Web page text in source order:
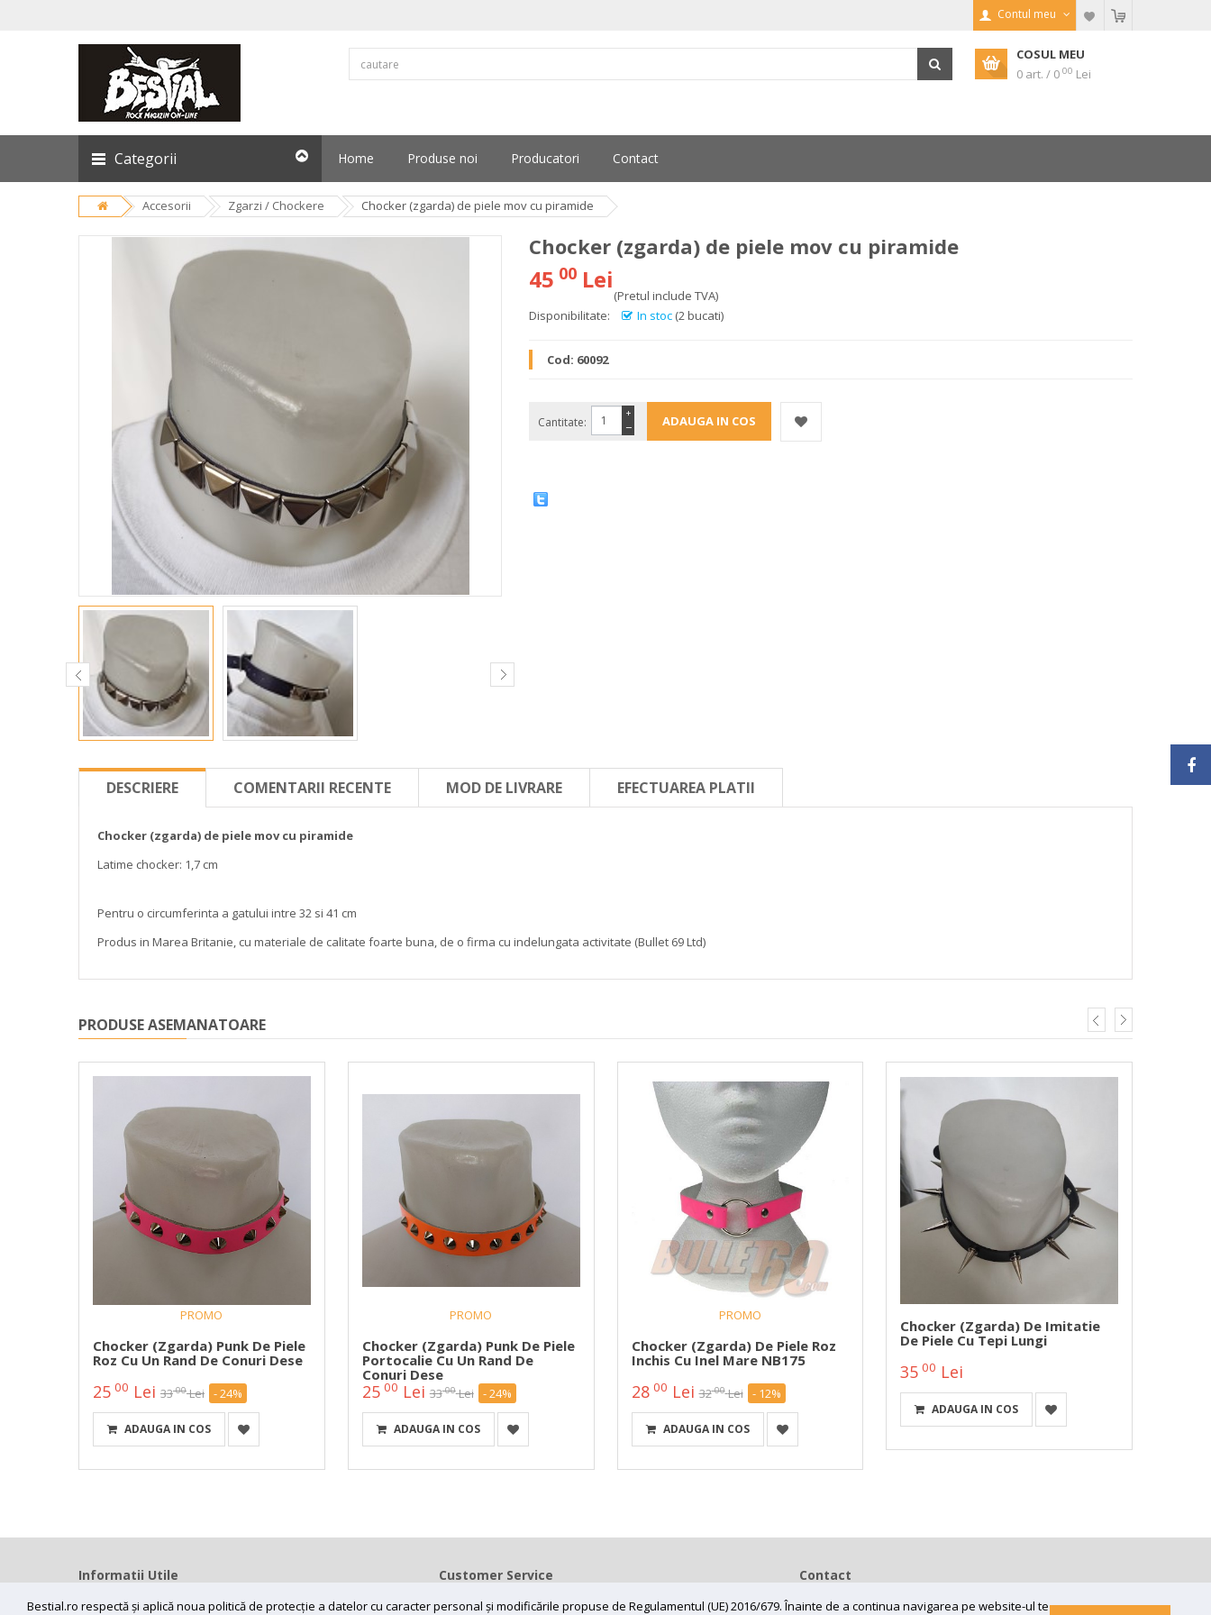
Contul meu
COSUL MEU
0 art. / 0 00 Lei
Categorii Home Produse noi Producatori Contact
Accesorii Zgarzi / Chockere Chocker (zgarda) de piele mov cu piramide
Chocker (zgarda) de piele mov cu piramide
45 00 Lei
(Pretul include TVA)
Disponibilitate:
In stoc (2 bucati)
Cod: 60092
Cantitate: −
+
DESCRIERE COMENTARII RECENTE MOD DE LIVRARE EFECTUAREA PLATII
Chocker (zgarda) de piele mov cu piramide
Latime chocker: 1,7 cm
Pentru o circumferinta a gatului intre 32 si 41 cm
Produs in Marea Britanie, cu materiale de calitate foarte buna, de o firma cu indelungata activitate (Bullet 69 Ltd)
PRODUSE ASEMANATOARE
PROMO
Chocker (zgarda) Punk De Piele
Roz Cu Un Rand De Conuri Dese
25 00 Lei 3300 Lei - 24%
ADAUGA IN COS
PROMO
Chocker (zgarda) Punk De Piele
Portocalie Cu Un Rand De
Conuri Dese
25 00 Lei 3300 Lei - 24%
ADAUGA IN COS
PROMO
Chocker (zgarda) De Piele Roz
Inchis Cu Inel Mare NB175
28 00 Lei 3200 Lei - 12%
ADAUGA IN COS
Chocker (zgarda) De Imitatie
De Piele Cu Tepi Lungi
35 00 Lei
ADAUGA IN COS
Bestial.ro respectă și aplică noua politică de protecție a datelor cu caracter personal și modificările propuse de Regulamentul (UE) 2016/679. Înainte de a continua navigarea pe website-ul te
Informatii Utile
Home
Customer Service
Contact
Contact
SC BESTIAL RECORDS SRL